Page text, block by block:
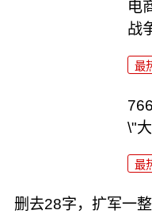
电
战
最
\"
最
删去28字，扩军一